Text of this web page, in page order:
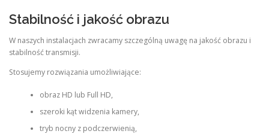
Stabilność i jakość obrazu
W naszych instalacjach zwracamy szczególną uwagę na jakość obrazu i
stabilność transmisji.
Stosujemy rozwiązania umożliwiające:
obraz HD lub Full HD,
szeroki kąt widzenia kamery,
tryb nocny z podczerwienią,